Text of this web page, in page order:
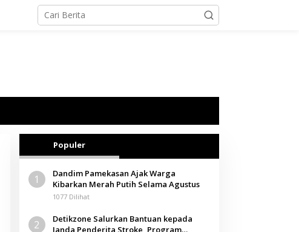
Populer
1
Dandim Pamekasan Ajak Warga
Kibarkan Merah Putih Selama Agustus
1077 Dilihat
2
Detikzone Salurkan Bantuan kepada
Janda Penderita Stroke, Program